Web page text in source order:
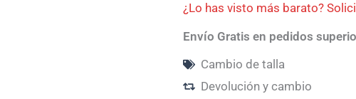
¿Lo has visto más barato?
Envío Gratis en pedidos
Cambio de talla
Devolución y cambio